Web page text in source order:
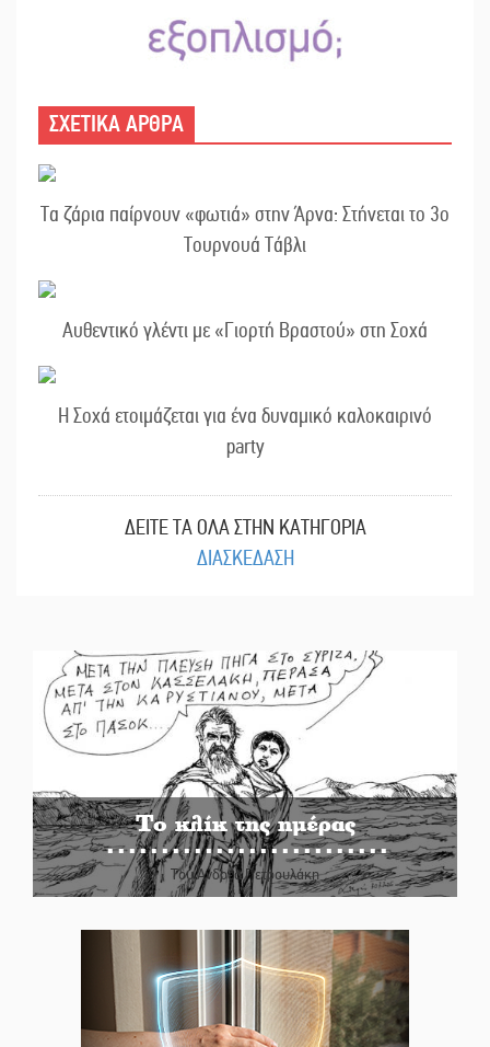
ΣΧΕΤΙΚΑ ΑΡΘΡΑ
Τα ζάρια παίρνουν «φωτιά» στην Άρνα: Στήνεται το 3ο
Τουρνουά Τάβλι
Αυθεντικό γλέντι με «Γιορτή Βραστού» στη Σοχά
Η Σοχά ετοιμάζεται για ένα δυναμικό καλοκαιρινό
party
ΔΕΙΤΕ ΤΑ ΟΛΑ ΣΤΗΝ ΚΑΤΗΓΟΡΙΑ
ΔΙΑΣΚΕΔΑΣΗ
Το κλίκ της ημέρας
Του Ανδρέα Πετρουλάκη